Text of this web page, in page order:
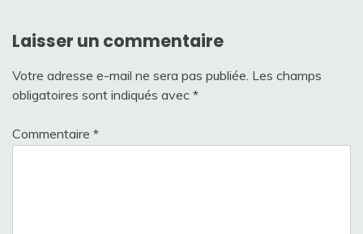
Laisser un commentaire
Votre adresse e-mail ne sera pas publiée. Les champs
obligatoires sont indiqués avec *
Commentaire *